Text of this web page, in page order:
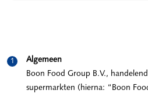
Algemeen
Boon Food Group B.V.,
supermarkten (hierna: “Boon